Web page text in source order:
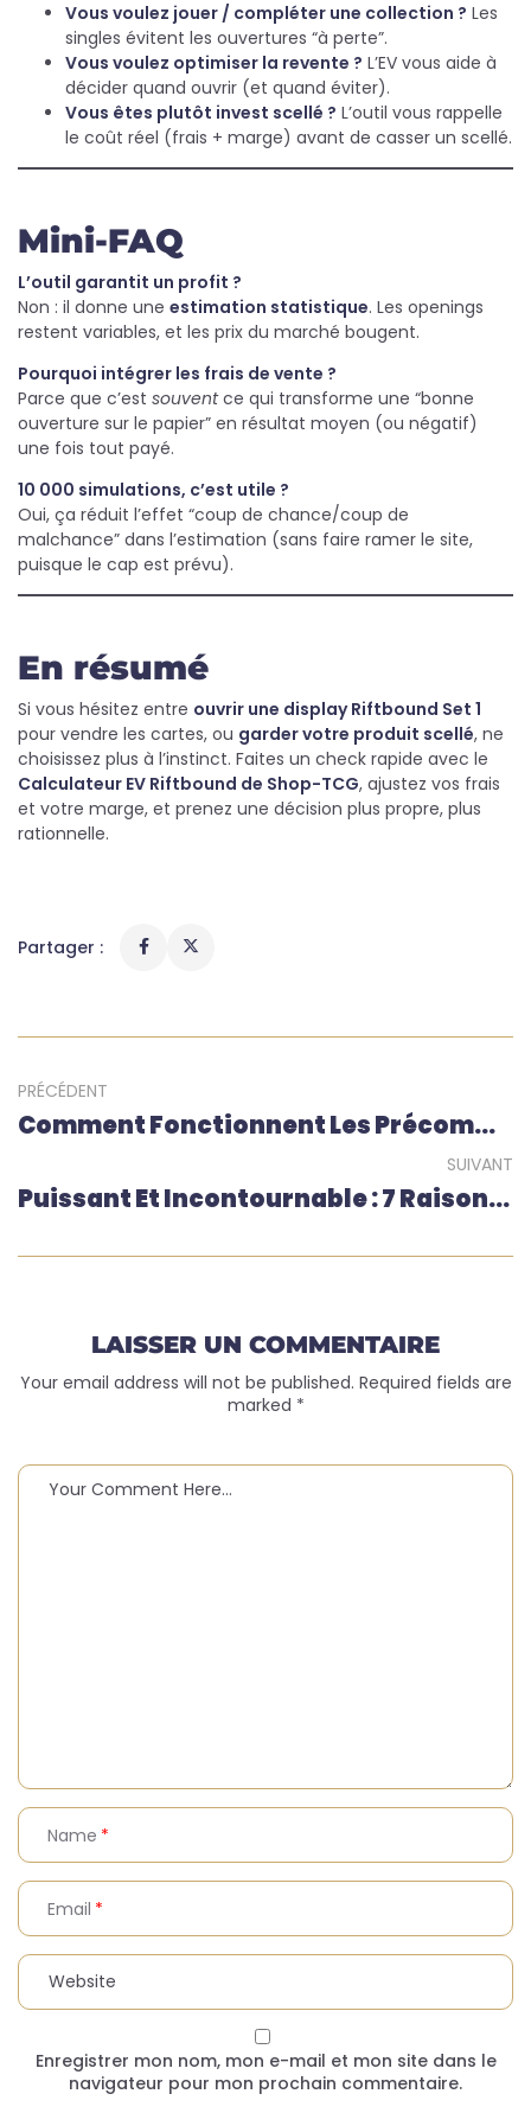
Vous voulez jouer / compléter une collection ? Les
singles évitent les ouvertures “à perte”.
Vous voulez optimiser la revente ? L’EV vous aide à
décider quand ouvrir (et quand éviter).
Vous êtes plutôt invest scellé ? L’outil vous rappelle
le coût réel (frais + marge) avant de casser un scellé.
Mini-FAQ
L’outil garantit un profit ?
Non : il donne une estimation statistique. Les openings
restent variables, et les prix du marché bougent.
Pourquoi intégrer les frais de vente ?
Parce que c’est souventce qui transforme une “bonne
ouverture sur le papier” en résultat moyen (ou négatif)
une fois tout payé.
10 000 simulations, c’est utile ?
Oui, ça réduit l’effet “coup de chance/coup de
malchance” dans l’estimation (sans faire ramer le site,
puisque le cap est prévu).
En résumé
Si vous hésitez entre ouvrir une display Riftbound Set 1
pour vendre les cartes, ou garder votre produit scellé, ne
choisissez plus à l’instinct. Faites un check rapide avec le
Calculateur EV Riftbound de Shop-TCG, ajustez vos frais
et votre marge, et prenez une décision plus propre, plus
rationnelle.
Partager :
PRÉCÉDENT
Comment Fonctionnent Les Précommandes Sur Discord (Shop-TCG)
SUIVANT
Puissant Et Incontournable : 7 Raisons De Craquer Pour Naruto Mythos TCG (précommande Du 1er Set)
LAISSER UN COMMENTAIRE
Your email address will not be published. Required fields are
marked *
Name
Email
Enregistrer mon nom, mon e-mail et mon site dans le
navigateur pour mon prochain commentaire.